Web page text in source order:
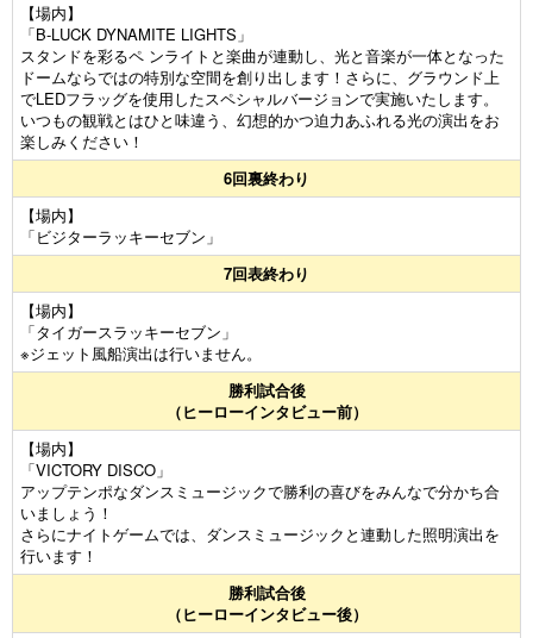
【場内】
「B-LUCK DYNAMITE LIGHTS」
スタンドを彩るペ ンライトと楽曲が連動し、光と音楽が一体となった
ドームならではの特別な空間を創り出します！さらに、グラウンド上
でLEDフラッグを使用したスペシャルバージョンで実施いたします。
いつもの観戦とはひと味違う、幻想的かつ迫力あふれる光の演出をお
楽しみください！
6回裏終わり
【場内】
「ビジターラッキーセブン」
7回表終わり
【場内】
「タイガースラッキーセブン」
※ジェット風船演出は行いません。
勝利試合後
（ヒーローインタビュー前）
【場内】
「VICTORY DISCO」
アップテンポなダンスミュージックで勝利の喜びをみんなで分かち合
いましょう！
さらにナイトゲームでは、ダンスミュージックと連動した照明演出を
行います！
勝利試合後
（ヒーローインタビュー後）